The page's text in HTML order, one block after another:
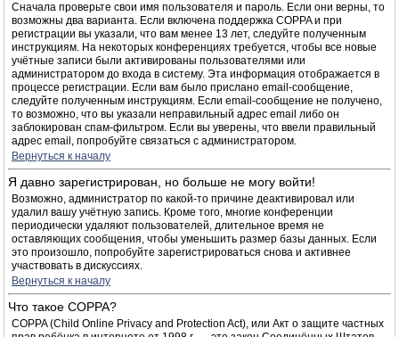
Сначала проверьте свои имя пользователя и пароль. Если они верны, то
возможны два варианта. Если включена поддержка COPPA и при
регистрации вы указали, что вам менее 13 лет, следуйте полученным
инструкциям. На некоторых конференциях требуется, чтобы все новые
учётные записи были активированы пользователями или
администратором до входа в систему. Эта информация отображается в
процессе регистрации. Если вам было прислано email-сообщение,
следуйте полученным инструкциям. Если email-сообщение не получено,
то возможно, что вы указали неправильный адрес email либо он
заблокирован спам-фильтром. Если вы уверены, что ввели правильный
адрес email, попробуйте связаться с администратором.
Вернуться к началу
Я давно зарегистрирован, но больше не могу войти!
Возможно, администратор по какой-то причине деактивировал или
удалил вашу учётную запись. Кроме того, многие конференции
периодически удаляют пользователей, длительное время не
оставляющих сообщения, чтобы уменьшить размер базы данных. Если
это произошло, попробуйте зарегистрироваться снова и активнее
участвовать в дискуссиях.
Вернуться к началу
Что такое COPPA?
COPPA (Child Online Privacy and Protection Act), или Акт о защите частных